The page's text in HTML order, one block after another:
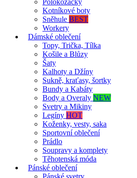
Polokozačky
Kotníkové boty
Sněhule BEST
Workery
Dámské oblečení
Topy, Trička, Tílka
Košile a Blůzy
Šaty
Kalhoty a Džíny
Sukně, kraťasy, šortky
Bundy a Kabáty
Body a Overaly NEW
Svetry a Mikiny
Legíny HOT
Koženky, vesty, saka
Sportovní oblečení
Prádlo
Soupravy a komplety
Těhotenská móda
Pánské oblečení
Pánské svetry